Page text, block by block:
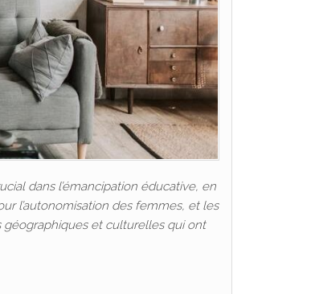
dans l’émancipation éducative, en
l’autonomisation des femmes, et les
géographiques et culturelles qui ont